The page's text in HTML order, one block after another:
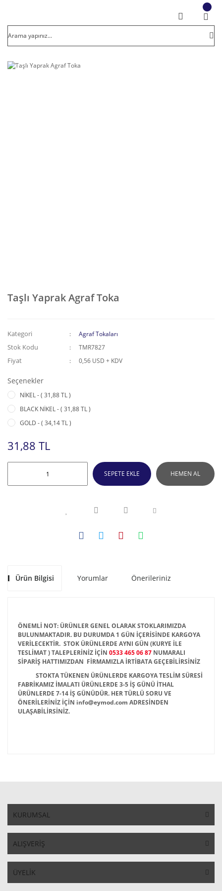
Taşlı Yaprak Agraf Toka
Kategori Agraf Tokaları
Stok Kodu TMR7827
Fiyat 0,56 USD + KDV
Seçenekler
NİKEL - ( 31,88 TL )
BLACK NİKEL - ( 31,88 TL )
GOLD - ( 34,14 TL )
31,88 TL
SEPETE EKLE HEMEN AL
Ürün Bilgisi Yorumlar Önerileriniz
ÖNEMLİ NOT: ÜRÜNLER GENEL OLARAK STOKLARIMIZDA
BULUNMAKTADIR. BU DURUMDA 1 GÜN İÇERİSİNDE KARGOYA
VERİLECEKTİR. STOK ÜRÜNLERDE AYNI GÜN (KURYE İLE
TESLİMAT ) TALEPLERİNİZ İÇİN 0533 465 06 87 NUMARALI
SİPARİŞ HATTIMIZDAN FİRMAMIZLA İRTİBATA GEÇEBİLİRSİNİZ
STOKTA TÜKENEN ÜRÜNLERDE KARGOYA TESLİM SÜRESİ
FABRİKAMIZ İMALATI ÜRÜNLERDE 3-5 İŞ GÜNÜ İTHAL
ÜRÜNLERDE 7-14 İŞ GÜNÜDÜR. HER TÜRLÜ SORU VE
ÖNERİLERİNİZ İÇİN info@eymod.com ADRESİNDEN
ULAŞABİLİRSİNİZ.
KURUMSAL
ALIŞVERİŞ
ÜYELİK